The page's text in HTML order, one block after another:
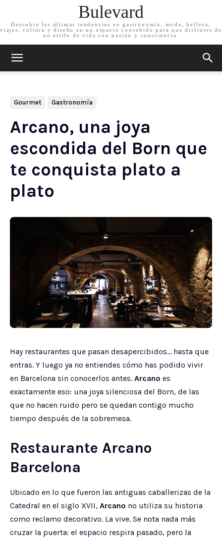
Bulevard
Descubre las últimas tendencias en gastronomía, moda, belleza,
viajes, cultura y diseño en un espacio concebido para que disfrutes de
un estilo de vida con pasión y consciencia.
Gourmet Gastronomía
Arcano, una joya
escondida del Born que
te conquista plato a
plato
Hay restaurantes que pasan desapercibidos… hasta que
entras. Y luego ya no entiendes cómo has podido vivir
en Barcelona sin conocerlos antes. Arcano es
exactamente eso: una joya silenciosa del Born, de las
que no hacen ruido pero se quedan contigo mucho
tiempo después de la sobremesa.
Restaurante Arcano
Barcelona
Ubicado en lo que fueron las antiguas caballerizas de la
Catedral en el siglo XVII, Arcano no utiliza su historia
como reclamo decorativo. La vive. Se nota nada más
cruzar la puerta: el espacio respira pasado, pero la